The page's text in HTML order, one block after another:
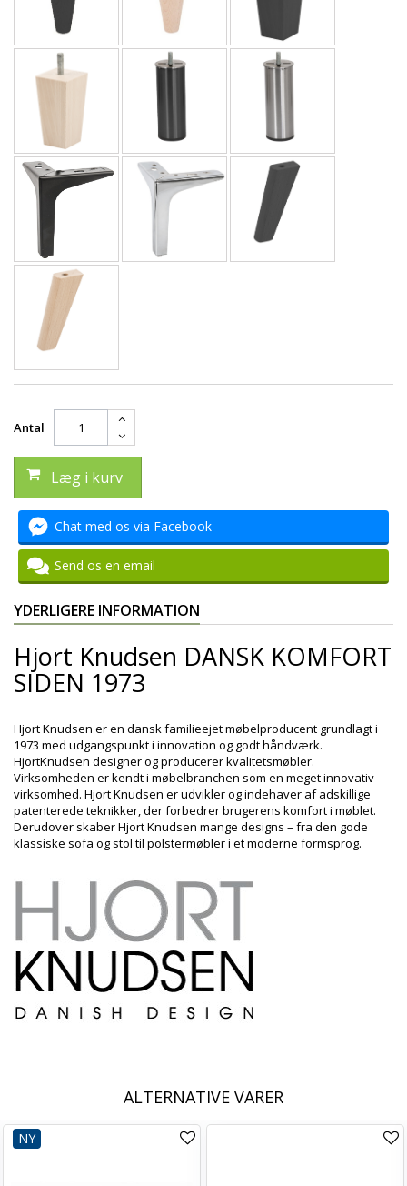
Antal
Læg i kurv
Chat med os via Facebook
Send os en email
YDERLIGERE INFORMATION
Hjort Knudsen DANSK KOMFORT
SIDEN 1973
Hjort Knudsen er en dansk familieejet møbelproducent grundlagt i
1973 med udgangspunkt i innovation og godt håndværk.
HjortKnudsen designer og producerer kvalitetsmøbler.
Virksomheden er kendt i møbelbranchen som en meget innovativ
virksomhed. Hjort Knudsen er udvikler og indehaver af adskillige
patenterede teknikker, der forbedrer brugerens komfort i møblet.
Derudover skaber Hjort Knudsen mange designs – fra den gode
klassiske sofa og stol til polstermøbler i et moderne formsprog.
ALTERNATIVE VARER
NY